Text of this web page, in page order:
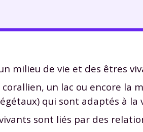
milieu de vie et des êtres
un lac ou encore la
qui sont adaptés à
sont liés par des